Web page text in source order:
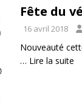
Fête du
16 avril 2018
Nouveauté
… Lire la suite